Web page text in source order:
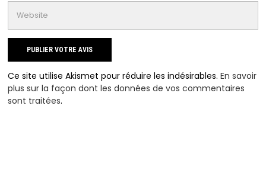
Ce site utilise Akismet pour réduire les indésirables.En savoir
plus sur la façon dont les données de vos commentaires
sont traitées.